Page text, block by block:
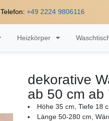
Telefon: +49 2224 9806116
Heizkörper
dekorative
ab 50 cm ab
Höhe 35 cm, Tiefe 18
Länge 50-280 cm,